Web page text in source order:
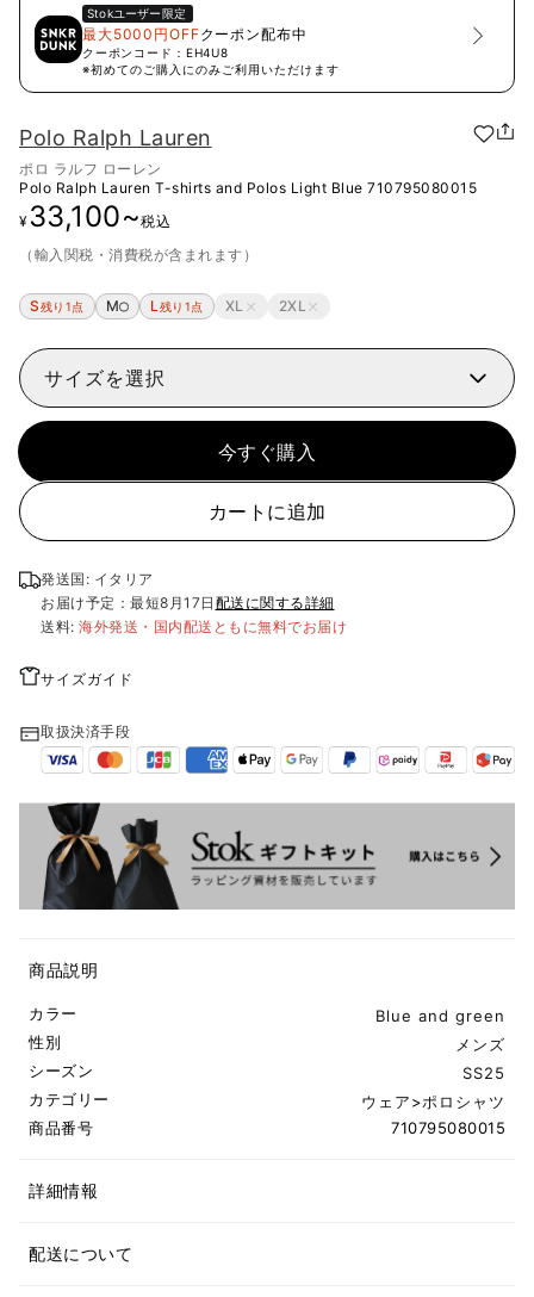
Stokユーザー限定
最大5000円OFFクーポン配布中
クーポンコード： EH4U8
※初めてのご購入にのみご利用いただけます
Polo Ralph Lauren
ポロ ラルフ ローレン
Polo Ralph Lauren T-shirts and Polos Light Blue 710795080015
¥ 33,100~税込
（輸入関税・消費税が含まれます）
S残り1点 M L残り1点 XL 2XL
サイズを選択
今すぐ購入
カートに追加
発送国: イタリア
お届け予定：最短8月17日 配送に関する詳細
送料: 海外発送・国内配送ともに無料でお届け
サイズガイド
取扱決済手段
商品説明
カラー
Blue and green
性別
メンズ
シーズン
SS25
カテゴリー
ウェア>ポロシャツ
商品番号
710795080015
詳細情報
配送について